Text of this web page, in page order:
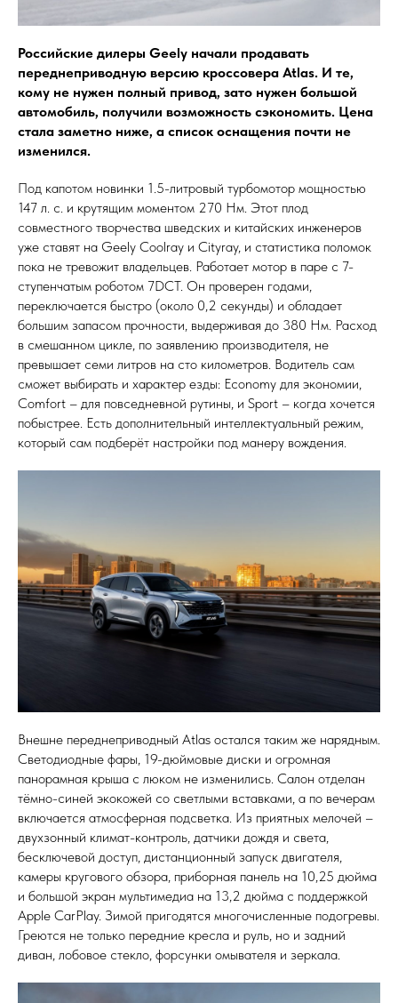
Российские дилеры Geely начали продавать
переднеприводную версию кроссовера Atlas. И те,
кому не нужен полный привод, зато нужен большой
автомобиль, получили возможность сэкономить. Цена
стала заметно ниже, а список оснащения почти не
изменился.
Под капотом новинки 1.5-литровый турбомотор мощностью
147 л. с. и крутящим моментом 270 Нм. Этот плод
совместного творчества шведских и китайских инженеров
уже ставят на Geely Coolray и Cityray, и статистика поломок
пока не тревожит владельцев. Работает мотор в паре с 7-
ступенчатым роботом 7DCT. Он проверен годами,
переключается быстро (около 0,2 секунды) и обладает
большим запасом прочности, выдерживая до 380 Нм. Расход
в смешанном цикле, по заявлению производителя, не
превышает семи литров на сто километров. Водитель сам
сможет выбирать и характер езды: Economy для экономии,
Comfort – для повседневной рутины, и Sport – когда хочется
побыстрее. Есть дополнительный интеллектуальный режим,
который сам подберёт настройки под манеру вождения.
Внешне переднеприводный Atlas остался таким же нарядным.
Светодиодные фары, 19-дюймовые диски и огромная
панорамная крыша с люком не изменились. Салон отделан
тёмно-синей экокожей со светлыми вставками, а по вечерам
включается атмосферная подсветка. Из приятных мелочей –
двухзонный климат-контроль, датчики дождя и света,
бесключевой доступ, дистанционный запуск двигателя,
камеры кругового обзора, приборная панель на 10,25 дюйма
и большой экран мультимедиа на 13,2 дюйма с поддержкой
Apple CarPlay. Зимой пригодятся многочисленные подогревы.
Греются не только передние кресла и руль, но и задний
диван, лобовое стекло, форсунки омывателя и зеркала.